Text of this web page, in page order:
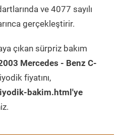
ve 4077 sayılı
gerçekleştirir.
çıkan sürpriz bakım
Mercedes - Benz C-
fiyatını,
bakim.html'ye